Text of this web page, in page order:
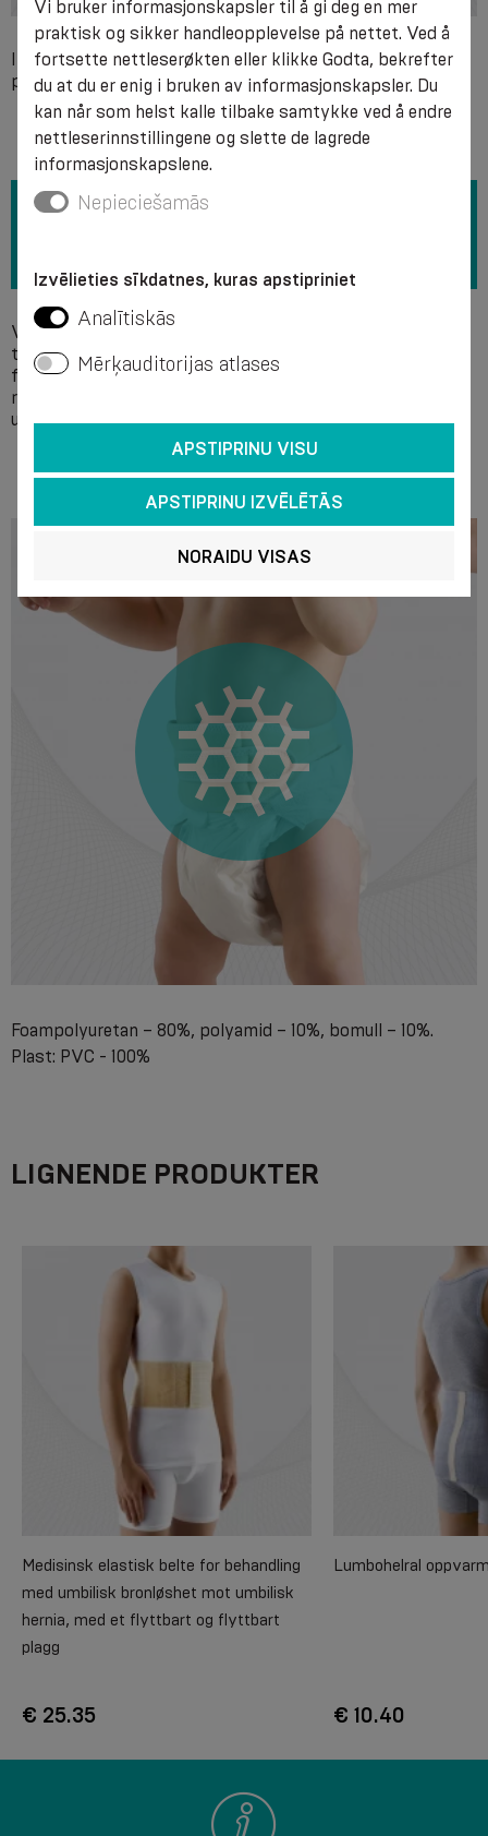
Individuell inkompatibilitet med et av komponentene i
preparatet, komprimert eller ubestilt hernias, utslett.
Vi anbefaler at du vasker for hånd i en såpe ved en
temperatur på + 40 °C uten bruk av bleker. Lokket må
fjernes før det vaskes. Bruk ikke kjemiske midler til
rengjøring. Det anbefales å klemme vannet forsiktig ut
uten å vri og tørke produktet på en spredt måte. Ikke jern.
Foampolyuretan – 80%, polyamid – 10%, bomull – 10%.
Plast: PVC - 100%
LIGNENDE PRODUKTER
Medisinsk elastisk belte for behandling
med umbilisk bronløshet mot umbilisk
hernia, med et flyttbart og flyttbart
plagg
€ 25.35
Lumbohelral
€ 10.40
Vi bruker informasjonskapsler til å gi deg en mer
praktisk og sikker handleopplevelse på nettet. Ved å
fortsette nettleserøkten eller klikke Godta, bekrefter
du at du er enig i bruken av informasjonskapsler. Du
kan når som helst kalle tilbake samtykke ved å endre
nettleserinnstillingene og slette de lagrede
informasjonskapslene.
Nepieciešamās
Izvēlieties sīkdatnes, kuras apstipriniet
Analītiskās
Mērķauditorijas atlases
APSTIPRINU VISU
APSTIPRINU IZVĒLĒTĀS
NORAIDU VISAS